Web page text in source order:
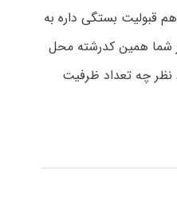
قبولیت بستگی داره به
از شما همین کدرشته محل
نظر چه تعداد ظرفیت